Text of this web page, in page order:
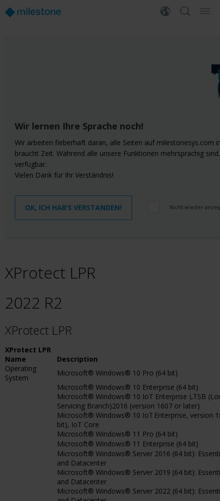
Wir lernen Ihre Sprache noch!
Wir arbeiten fieberhaft daran, alle Seiten auf milestonesys.com
braucht Zeit. Während alle unsere Funktionen mehrsprachig
verfügbar.
Vielen Dank für Ihr Verständnis!
OK, ICH HAB‘S VERSTANDEN! Nicht wieder
XProtect LPR
2022 R2
XProtect LPR
XProtect LPR
Name
Description
Operating
System
Microsoft® Windows® 10 Pro (64 bit)
Microsoft® Windows® 10 Enterprise (64 bit)
Microsoft® Windows® 10 IoT Enterprise LTSB
Servicing Branch)2016 (version 1607 or later)
Microsoft® Windows® 10 IoT Enterprise, version
bit), IoT Core
Microsoft® Windows® 11 Pro (64 bit)
Microsoft® Windows® 11 Enterprise (64 bit)
Microsoft® Windows® Server 2016 (64 bit):
and Datacenter
Microsoft® Windows® Server 2019 (64 bit):
and Datacenter
Microsoft® Windows® Server 2022 (64 bit):